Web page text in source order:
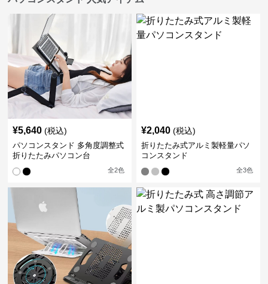
¥5,640 (税込)
パソコンスタンド 多角度調整式
折りたたみパソコン台
全2色
¥2,040 (税込)
折りたたみ式アルミ製軽量パソ
コンスタンド
全3色